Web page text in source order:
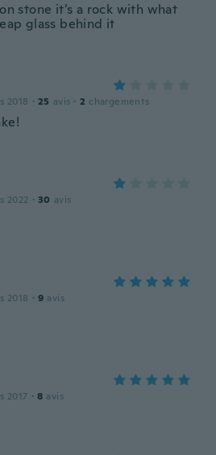
stone it’s a rock with what
glass behind it
2018 · 25 avis · 2 chargements
2022 · 30 avis
2018 · 9 avis
2017 · 8 avis